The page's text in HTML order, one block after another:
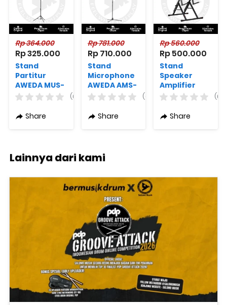
Rp 364.000
Rp 325.000
Stand
Partitur
AWEDA MUS-
C100P
Music Stand
(0)
Share
Rp 781.000
Rp 710.000
Stand
Microphone
AWEDA AMS-
4122TB
(0)
Share
Rp 560.000
Rp 500.000
Stand
Speaker
Amplifier
Monitor
5 Louder Pro
(0)
Share
Lainnya dari kami